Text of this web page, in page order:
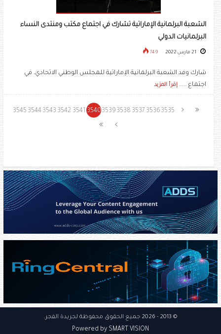
الشعبة البرلمانية الإماراتية تشارك في اجتماع مكتب ومنتدى النساء
البرلمانيات الدولي
749
شارك وفد الشعبة البرلمانية الإماراتية للمجلس الوطني الاتحادي، في
اجتماع ..... إقرأ المزيد
3535
3536
3537
3538
3539
3540
3541
3542
3543
3544
3545
© 2013 - 2026 جميع الحقوق محفوظة لجريدة الفجر.
Powered by SMART VISION